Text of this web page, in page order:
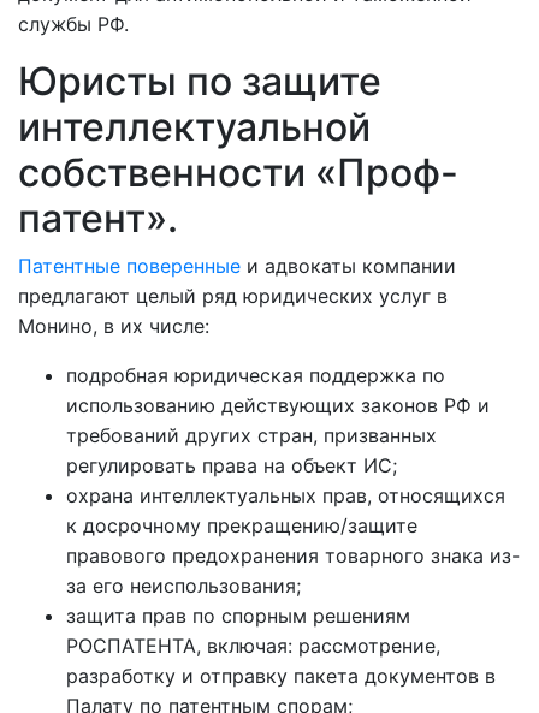
службы РФ.
Юристы по защите
интеллектуальной
собственности «Проф-
патент».
Патентные поверенные и адвокаты компании
предлагают целый ряд юридических услуг в
Монино, в их числе:
подробная юридическая поддержка по
использованию действующих законов РФ и
требований других стран, призванных
регулировать права на объект ИС;
охрана интеллектуальных прав, относящихся
к досрочному прекращению/защите
правового предохранения товарного знака из-
за его неиспользования;
защита прав по спорным решениям
РОСПАТЕНТА, включая: рассмотрение,
разработку и отправку пакета документов в
Палату по патентным спорам;